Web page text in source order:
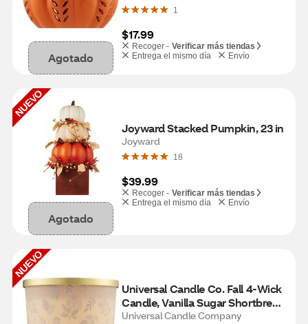
Agotado
1
$17.99
Recoger - Verificar más tiendas
Entrega el mismo día
Envío
NUEVO
Agotado
Joyward Stacked Pumpkin, 23 in
Joyward
18
$39.99
Recoger - Verificar más tiendas
Entrega el mismo día
Envío
NUEVO
Universal Candle Co. Fall 4-Wick
Candle, Vanilla Sugar Shortbread
Scent, 14 oz
Universal Candle Company